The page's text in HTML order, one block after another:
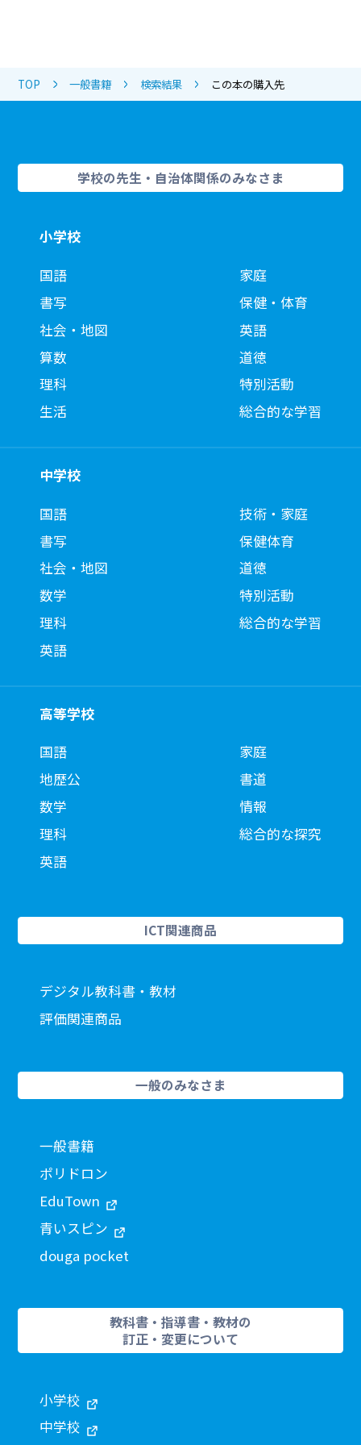
TOP 一般書籍 検索結果 この本の購入先
学校の先生・自治体関係のみなさま
小学校
国語
書写
社会・地図
算数
理科
生活
家庭
保健・体育
英語
道徳
特別活動
総合的な学習
中学校
国語
書写
社会・地図
数学
理科
英語
技術・家庭
保健体育
道徳
特別活動
総合的な学習
高等学校
国語
地歴公
数学
理科
英語
家庭
書道
情報
総合的な探究
ICT関連商品
デジタル教科書・教材
評価関連商品
一般のみなさま
一般書籍
ポリドロン
EduTown
青いスピン
douga pocket
教科書・指導書・教材の
訂正・変更について
小学校
中学校